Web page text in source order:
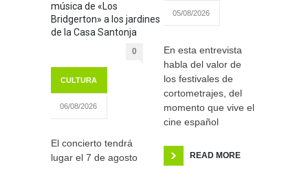
música de «Los
Bridgerton» a los jardines
de la Casa Santonja
0
CULTURA
06/08/2026
El concierto tendrá
lugar el 7 de agosto
05/08/2026
En esta entrevista
habla del valor de
los festivales de
cortometrajes, del
momento que vive el
cine español
READ MORE